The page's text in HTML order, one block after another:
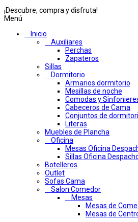
¡Descubre, compra y disfruta!
Menú
Inicio
Auxiliares
Perchas
Zapateros
Sillas
Dormitorio
Armarios dormitorio
Mesillas de noche
Comodas y
Cabeceros de Cama
Conjuntos de
Literas
Muebles de Plancha
Oficina
Mesas Oficina
Sillas Oficina
Botelleros
Outlet
Sofas Cama
Salon Comedor
Mesas
Mesas de
Mesas de